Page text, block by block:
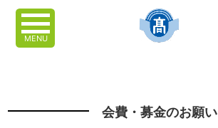
MENU
会費・募金のお願い